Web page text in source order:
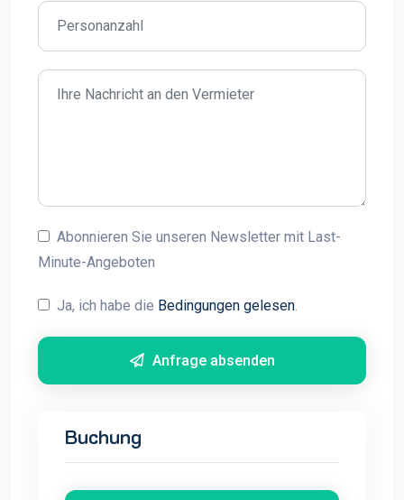
Abonnieren Sie unseren Newsletter mit Last-
Minute-Angeboten
Ja, ich habe die Bedingungen gelesen.
Anfrage absenden
Buchung